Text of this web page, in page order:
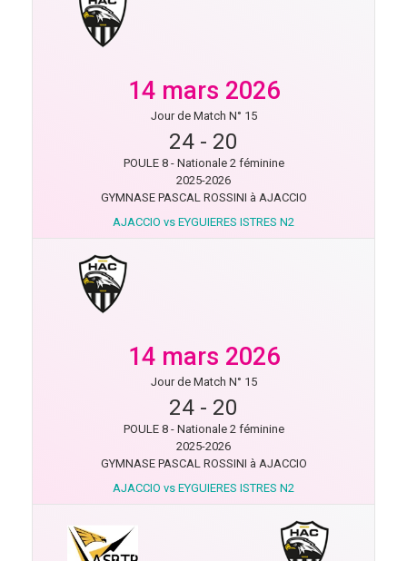
14 mars 2026
Jour de Match N° 15
24 - 20
POULE 8 - Nationale 2 féminine
2025-2026
GYMNASE PASCAL ROSSINI à AJACCIO
AJACCIO vs EYGUIERES ISTRES N2
14 mars 2026
Jour de Match N° 15
24 - 20
POULE 8 - Nationale 2 féminine
2025-2026
GYMNASE PASCAL ROSSINI à AJACCIO
AJACCIO vs EYGUIERES ISTRES N2